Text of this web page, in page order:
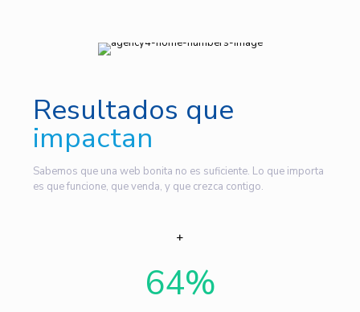
Resultados que
impactan
Sabemos que una web bonita no es suficiente. Lo que importa
es que funcione, que venda, y que crezca contigo.
64%